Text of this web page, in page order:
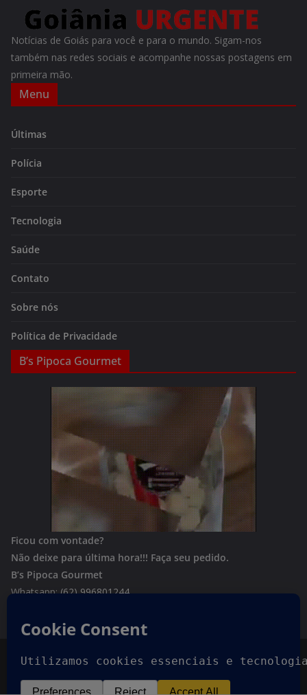
Notícias de Goiás para você e para o mundo. Sigam-nos
também nas redes sociais e acompanhe nossas postagens em
primeira mão.
Menu
Últimas
Polícia
Esporte
Tecnologia
Saúde
Contato
Sobre nós
Política de Privacidade
B’s Pipoca Gourmet
Ficou com vontade?
Não deixe para última hora!!! Faça seu pedido.
B’s Pipoca Gourmet
Whatsapp:(62) 996801244
Copyright © 2026Goiania Urgente. Todos os direitos